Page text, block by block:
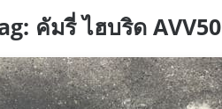
คัมรี่ ไฮบริด AVV50